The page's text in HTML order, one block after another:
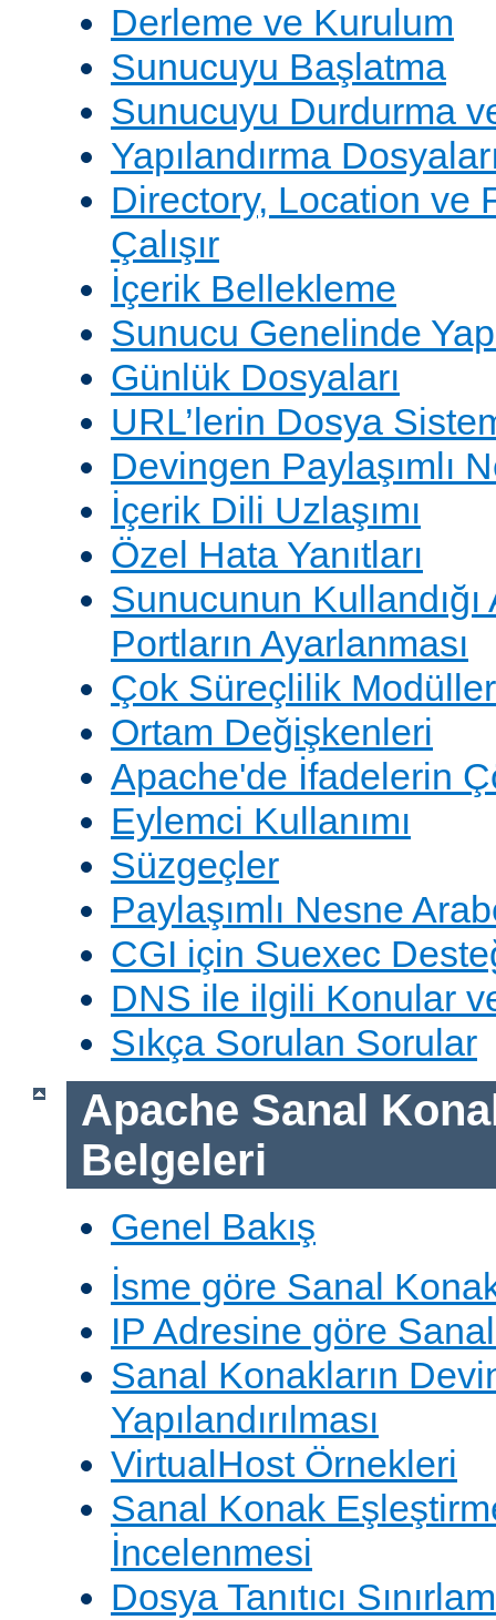
Derleme ve Kurulum
Sunucuyu Başlatma
Sunucuyu Durdurma
Yapılandırma
Directory, Location ve
Çalışır
İçerik Bellekleme
Sunucu Genelinde
Günlük Dosyaları
URL’lerin Dosya
Devingen Paylaşımlı
İçerik Dili Uzlaşımı
Özel Hata Yanıtları
Sunucunun
Portların Ayarlanması
Çok Süreçlilik
Ortam Değişkenleri
Apache'de İfadelerin
Eylemci Kullanımı
Süzgeçler
Paylaşımlı Nesne
CGI için Suexec
DNS ile ilgili Konular
Sıkça Sorulan Sorular
Apache Sanal
Belgeleri
Genel Bakış
İsme göre Sanal
IP Adresine göre
Sanal Konakların
Yapılandırılması
VirtualHost Örnekleri
Sanal Konak
İncelenmesi
Dosya Tanıtıcı